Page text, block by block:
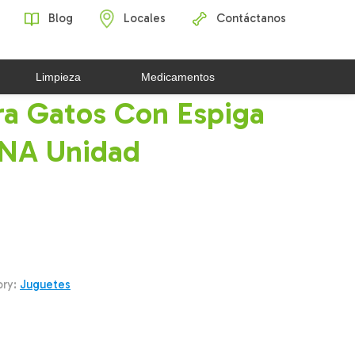
Blog Locales Contáctanos
Limpieza Medicamentos
Gatos Con Espiga
Unidad
Juguetes